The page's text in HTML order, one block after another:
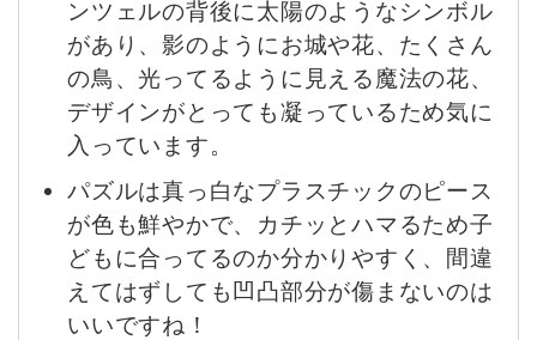
ンツェルの背後に太陽のようなシンボル
があり、影のようにお城や花、たくさん
の鳥、光ってるように見える魔法の花、
デザインがとっても凝っているため気に
入っています。
パズルは真っ白なプラスチックのピース
が色も鮮やかで、カチッとハマるため子
どもに合ってるのか分かりやすく、間違
えてはずしても凹凸部分が傷まないのは
いいですね！